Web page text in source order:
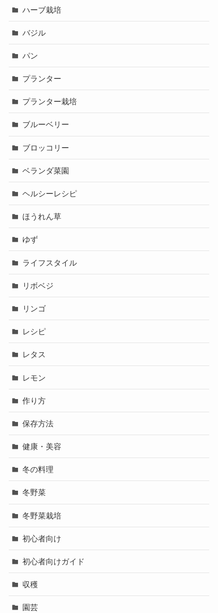
ハーブ栽培
バジル
パン
プランター
プランター栽培
ブルーベリー
ブロッコリー
ベランダ菜園
ヘルシーレシピ
ほうれん草
ゆず
ライフスタイル
リボベジ
リンゴ
レシピ
レタス
レモン
作り方
保存方法
健康・美容
冬の料理
冬野菜
冬野菜栽培
初心者向け
初心者向けガイド
収穫
園芸